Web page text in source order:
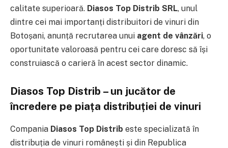
calitate superioară. Diasos Top Distrib SRL, unul
dintre cei mai importanți distribuitori de vinuri din
Botoșani, anunță recrutarea unui agent de vânzări, o
oportunitate valoroasă pentru cei care doresc să își
construiască o carieră în acest sector dinamic.
Diasos Top Distrib – un jucător de
încredere pe piața distribuției de vinuri
Compania Diasos Top Distrib este specializată în
distribuția de vinuri românești și din Republica